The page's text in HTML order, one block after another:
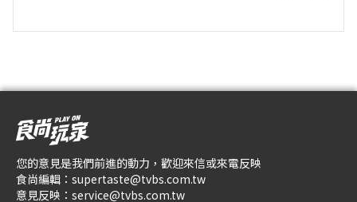
您的意見是我們前進的動力，歡迎來信或來電反映
食尚編輯： supertaste@tvbs.com.tw
意見反映： service@tvbs.com.tw